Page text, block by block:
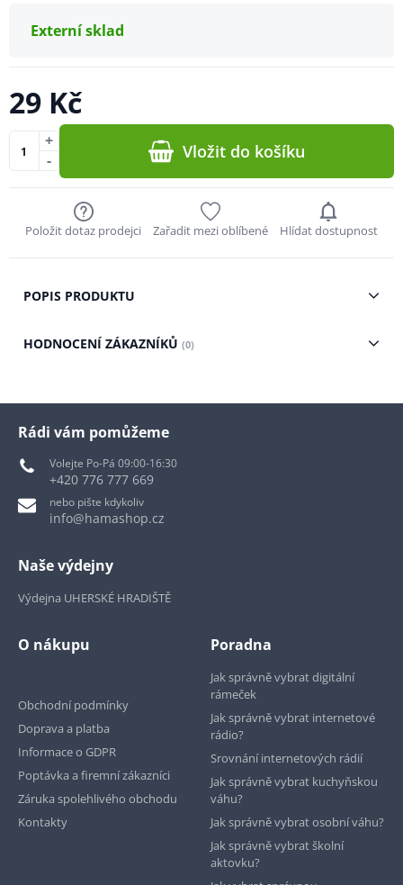
Externí sklad
29 Kč
-
+ Vložit do košíku
Položit dotaz prodejci Zařadit mezi oblíbené Hlídat dostupnost
POPIS PRODUKTU
HODNOCENÍ ZÁKAZNÍKŮ (0)
Rádi vám pomůžeme
Volejte Po-Pá 09:00-16:30
+420 776 777 669
nebo pište kdykoliv
info@hamashop.cz
Naše výdejny
Výdejna UHERSKÉ HRADIŠTĚ
O nákupu
Obchodní podmínky
Doprava a platba
Informace o GDPR
Poptávka a firemní zákazníci
Záruka spolehlivého obchodu
Kontakty
Poradna
Jak správně vybrat digitální
rámeček
Jak správně vybrat internetové
rádio?
Srovnání internetových rádií
Jak správně vybrat kuchyňskou
váhu?
Jak správně vybrat osobní váhu?
Jak správně vybrat školní
aktovku?